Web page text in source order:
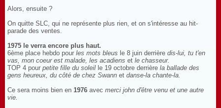
Alors, ensuite ?
On quitte SLC, qui ne représente plus rien, et on s'intéresse au hit-
parade des ventes.
1975 le verra encore plus haut.
6ème place hebdo pour les mots bleus le 8 juin derrière dis-lui, tu t'en
vas, mon coeur est malade, les acadiens et le chasseur.
TOP 4 pour petite fille du soleil le 19 octobre derrière la ballade des
gens heureux, du côté de chez Swann et danse-la chante-la.
Ce sera moins bien en 1976 avec merci john d'être venu et une autre
vie.